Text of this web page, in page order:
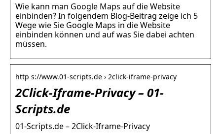
Wie kann man Google Maps auf die Website
einbinden? In folgendem Blog-Beitrag zeige ich 5
Wege wie Sie Google Maps in die Website
einbinden können und auf was Sie dabei achten
müssen.
http s://www.01-scripts.de › 2click-iframe-privacy
2Click-Iframe-Privacy – 01-
Scripts.de
01-Scripts.de – 2Click-Iframe-Privacy